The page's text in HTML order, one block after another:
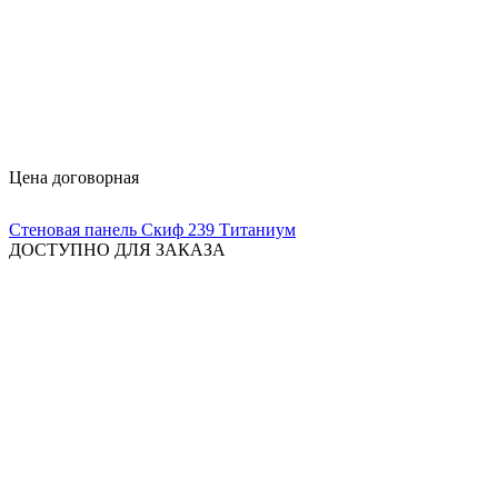
Цена договорная
Стеновая панель Скиф 239 Титаниум
ДОСТУПНО ДЛЯ ЗАКАЗА